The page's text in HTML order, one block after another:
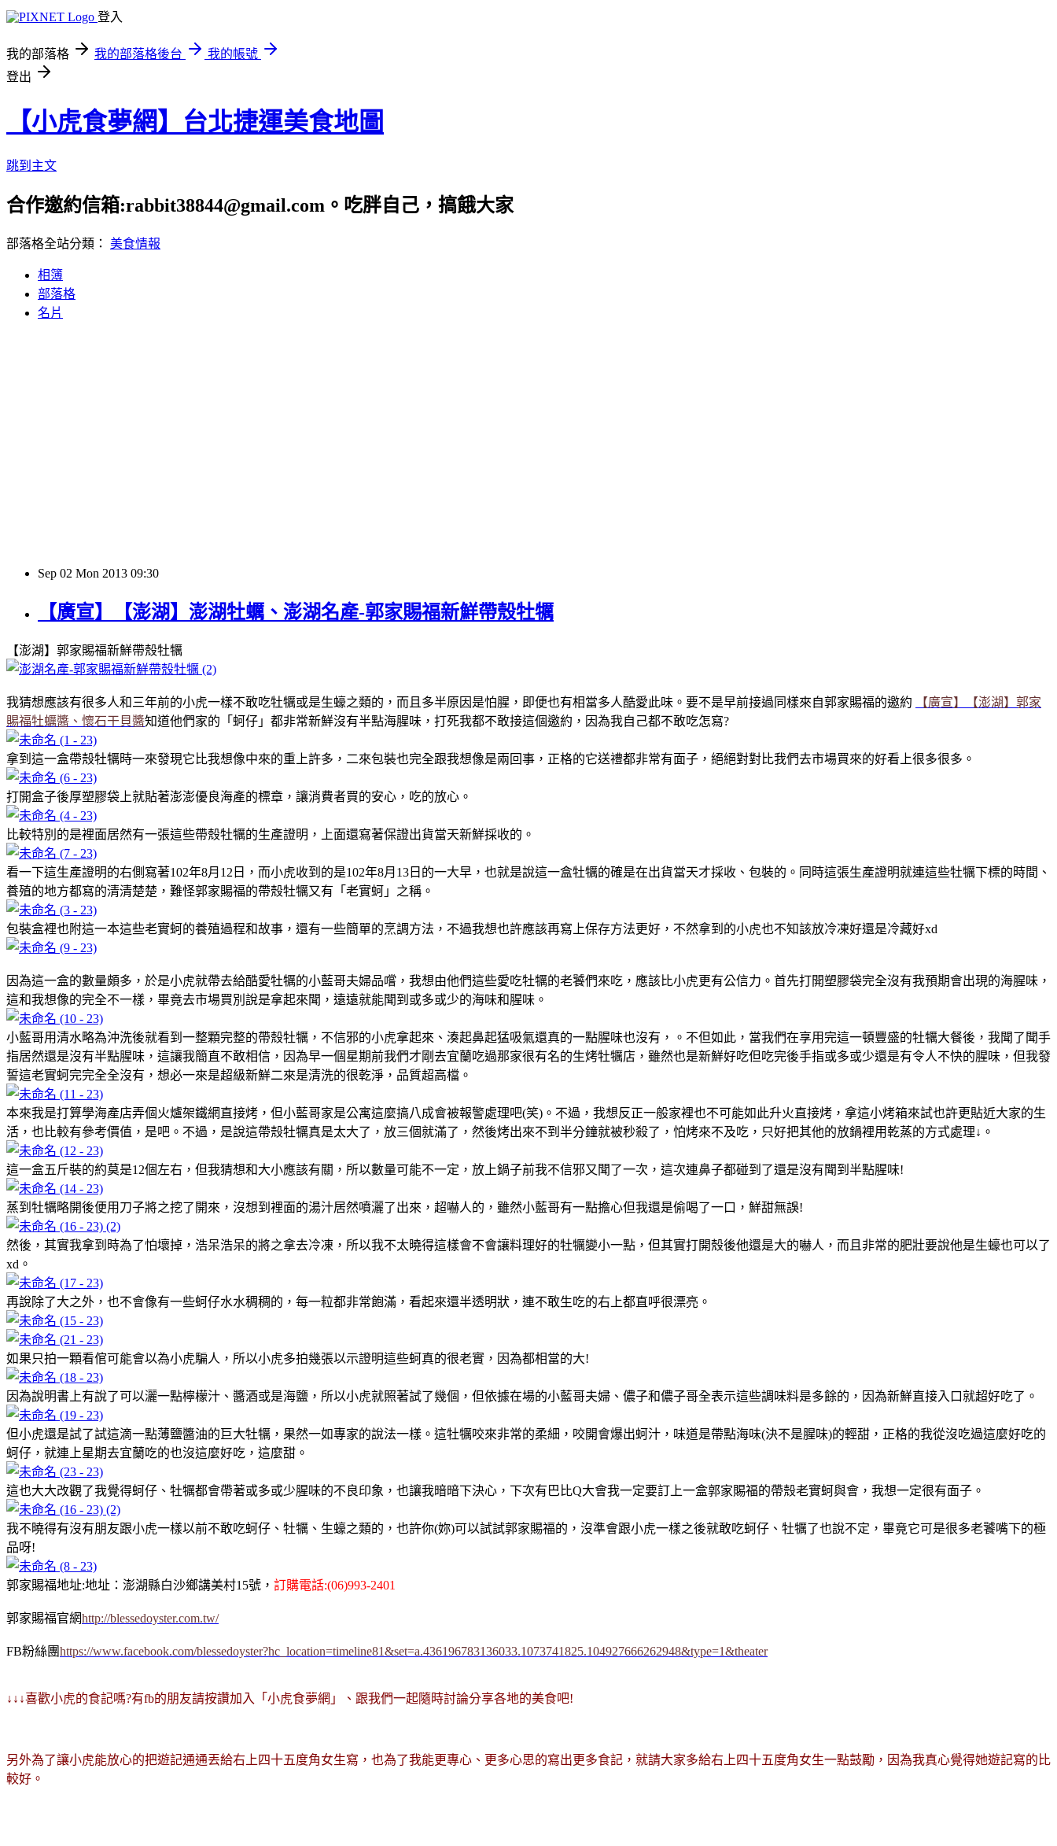
登入
我的部落格 我的部落格後台
我的帳號
登出
【小虎食夢網】台北捷運美食地圖
跳到主文
合作邀約信箱:rabbit38844@gmail.com。吃胖自己，搞餓大家
部落格全站分類： 美食情報
相簿
部落格
名片
Sep 02 Mon 2013 09:30
【廣宣】【澎湖】澎湖牡蠣、澎湖名產-郭家賜福新鮮帶殼牡犡
【澎湖】郭家賜福新鮮帶殼牡犡
我猜想應該有很多人和三年前的小虎一樣不敢吃牡犡或是生蠔之類的，而且多半原因是怕腥，即便也有相當多人酷愛此味。要不是早前接過同樣來自郭家賜福的邀約
【廣宣】【澎湖】郭家
賜福牡蠣醬、懷石干貝醬知道他們家的「蚵仔」都非常新鮮沒有半點海腥味，打死我都不敢接這個邀約，因為我自己都不敢吃怎寫?
拿到這一盒帶殼牡犡時一來發現它比我想像中來的重上許多，二來包裝也完全跟我想像是兩回事，正格的它送禮都非常有面子，絕絕對對比我們去市場買來的好看上很多很多。
打開盒子後厚塑膠袋上就貼著澎澎優良海產的標章，讓消費者買的安心，吃的放心。
比較特別的是裡面居然有一張這些帶殼牡犡的生產證明，上面還寫著保證出貨當天新鮮採收的。
看一下這生產證明的右側寫著102年8月12日，而小虎收到的是102年8月13日的一大早，也就是說這一盒牡犡的確是在出貨當天才採收、包裝的。同時這張生產證明就連這些牡犡下標的時間、
養殖的地方都寫的清清楚楚，難怪郭家賜福的帶殼牡犡又有「老實蚵」之稱。
包裝盒裡也附這一本這些老實蚵的養殖過程和故事，還有一些簡單的烹調方法，不過我想也許應該再寫上保存方法更好，不然拿到的小虎也不知該放冷凍好還是冷藏好xd
因為這一盒的數量頗多，於是小虎就帶去給酷愛牡犡的小藍哥夫婦品嚐，我想由他們這些愛吃牡犡的老饕們來吃，應該比小虎更有公信力。首先打開塑膠袋完全沒有我預期會出現的海腥味，
這和我想像的完全不一樣，畢竟去市場買別說是拿起來聞，遠遠就能聞到或多或少的海味和腥味。
小藍哥用清水略為沖洗後就看到一整顆完整的帶殼牡犡，不信邪的小虎拿起來、湊起鼻起猛吸氣還真的一點腥味也沒有，。不但如此，當我們在享用完這一頓豐盛的牡犡大餐後，我聞了聞手
指居然還是沒有半點腥味，這讓我簡直不敢相信，因為早一個星期前我們才剛去宜蘭吃過那家很有名的生烤牡犡店，雖然也是新鮮好吃但吃完後手指或多或少還是有令人不快的腥味，但我發
誓這老實蚵完完全全沒有，想必一來是超級新鮮二來是清洗的很乾淨，品質超高檔。
本來我是打算學海產店弄個火爐架鐵網直接烤，但小藍哥家是公寓這麼搞八成會被報警處理吧(笑)。不過，我想反正一般家裡也不可能如此升火直接烤，拿這小烤箱來試也許更貼近大家的生
活，也比較有參考價值，是吧。不過，是說這帶殼牡犡真是太大了，放三個就滿了，然後烤出來不到半分鐘就被秒殺了，怕烤來不及吃，只好把其他的放鍋裡用乾蒸的方式處理↓。
這一盒五斤裝的約莫是12個左右，但我猜想和大小應該有關，所以數量可能不一定，放上鍋子前我不信邪又聞了一次，這次連鼻子都碰到了還是沒有聞到半點腥味!
蒸到牡犡略開後便用刀子將之挖了開來，沒想到裡面的湯汁居然噴灑了出來，超嚇人的，雖然小藍哥有一點擔心但我還是偷喝了一口，鮮甜無誤!
然後，其實我拿到時為了怕壞掉，浩呆浩呆的將之拿去冷凍，所以我不太曉得這樣會不會讓料理好的牡犡變小一點，但其實打開殼後他還是大的嚇人，而且非常的肥壯要說他是生蠔也可以了
xd。
再說除了大之外，也不會像有一些蚵仔水水稠稠的，每一粒都非常飽滿，看起來還半透明狀，連不敢生吃的右上都直呼很漂亮。
如果只拍一顆看倌可能會以為小虎騙人，所以小虎多拍幾張以示證明這些蚵真的很老實，因為都相當的大!
因為說明書上有說了可以灑一點檸檬汁、醬酒或是海鹽，所以小虎就照著試了幾個，但依據在場的小藍哥夫婦、儂子和儂子哥全表示這些調味料是多餘的，因為新鮮直接入口就超好吃了。
但小虎還是試了試這滴一點薄鹽醬油的巨大牡犡，果然一如專家的說法一樣。這牡犡咬來非常的柔細，咬開會爆出蚵汁，味道是帶點海味(決不是腥味)的輕甜，正格的我從沒吃過這麼好吃的
蚵仔，就連上星期去宜蘭吃的也沒這麼好吃，這麼甜。
這也大大改觀了我覺得蚵仔、牡犡都會帶著或多或少腥味的不良印象，也讓我暗暗下決心，下次有巴比Q大會我一定要訂上一盒郭家賜福的帶殼老實蚵與會，我想一定很有面子。
我不曉得有沒有朋友跟小虎一樣以前不敢吃蚵仔、牡犡、生蠔之類的，也許你(妳)可以試試郭家賜福的，沒準會跟小虎一樣之後就敢吃蚵仔、牡犡了也說不定，畢竟它可是很多老饕嘴下的極
品呀!
郭家賜福地址:地址： 澎湖縣白沙鄉講美村15號， 訂購電話:(06)993-2401
郭家賜福官網http://blessedoyster.com.tw/
FB粉絲團https://www.facebook.com/blessedoyster?hc_location=timeline81&set=a.436196783136033.1073741825.104927666262948&type=1&theater
↓↓↓喜歡小虎的食記嗎?有fb的朋友請按讚加入「小虎食夢網」、跟我們一起隨時討論分享各地的美食吧!
另外為了讓小虎能放心的把遊記通通丟給右上四十五度角女生寫，也為了我能更專心、更多心思的寫出更多食記，就請大家多給右上四十五度角女生一點鼓勵，因為我真心覺得她遊記寫的比
較好。